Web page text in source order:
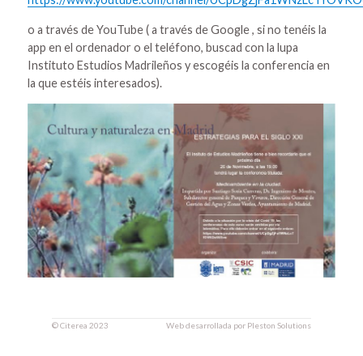
o a través de YouTube ( a través de Google , si no tenéis la
app en el ordenador o el teléfono, buscad con la lupa
Instituto Estudios Madrileños y escogéis la conferencia en
la que estéis interesados).
©Citerea 2023 Web desarrollada por Pleston Solutions